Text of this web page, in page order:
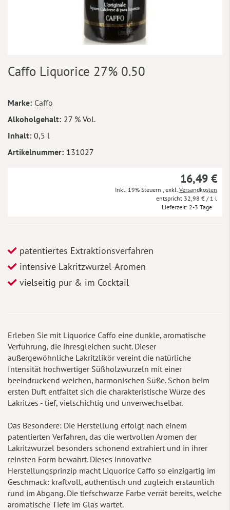
Anfang
springen
Caffo Liquorice 27% 0.50
Mehr
Informationen
Marke Caffo
Alkoholgehalt 27 % Vol.
Inhalt 0,5 l
Artikelnummer 131027
16,49 €
Inkl. 19% Steuern exkl. Versandkosten
32,98 € / 1 l
Lieferzeit 2-3 Tage
patentiertes Extraktionsverfahren
intensive Lakritzwurzel-Aromen
vielseitig pur & im Cocktail
Erleben Sie mit Liquorice Caffo eine dunkle, aromatische
Verführung, die ihresgleichen sucht. Dieser
außergewöhnliche Lakritzlikör vereint die natürliche
Intensität hochwertiger Süßholzwurzeln mit einer
beeindruckend weichen, harmonischen Süße. Schon beim
ersten Duft entfaltet sich die charakteristische Würze des
Lakritzes - tief, vielschichtig und unverwechselbar.
Das Besondere: Die Herstellung erfolgt nach einem
patentierten Verfahren, das die wertvollen Aromen der
Lakritzwurzel besonders schonend extrahiert und in ihrer
reinsten Form bewahrt. Dieses innovative
Herstellungsprinzip macht Liquorice Caffo so einzigartig im
Geschmack: kraftvoll, authentisch und zugleich erstaunlich
rund im Abgang. Die tiefschwarze Farbe verrät bereits, welche
aromatische Tiefe im Glas wartet.